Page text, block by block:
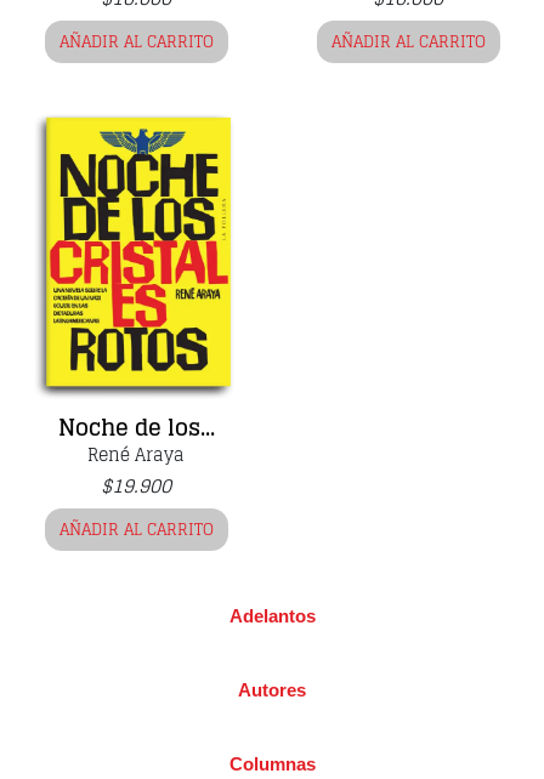
AÑADIR AL CARRITO AÑADIR AL CARRITO
Noche de los...
$19.900
René Araya
AÑADIR AL CARRITO
Adelantos
Autores
Columnas